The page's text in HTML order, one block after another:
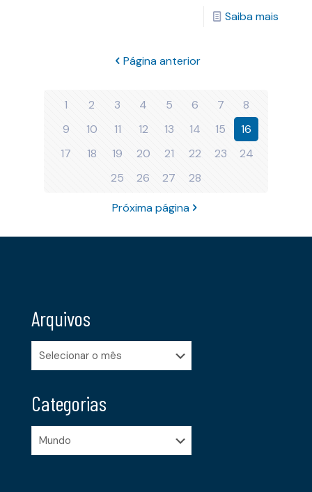
Saiba mais
Página anterior
1 2 3 4 5 6 7
8
9
10 11 12 13 14 15
16
17
18 19 20 21 22 23
24
25
26 27 28
Próxima página
Arquivos
Arquivos
Categorias
Categorias